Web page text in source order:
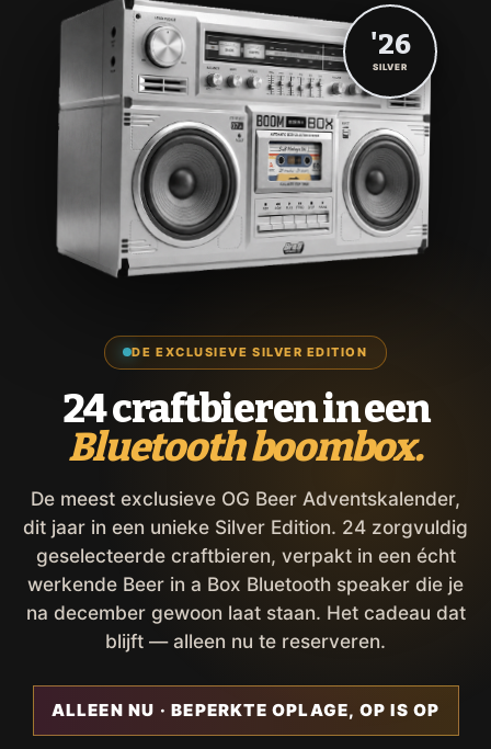
DE EXCLUSIEVE SILVER EDITION
24 craftbieren in een
Bluetooth boombox.
De meest exclusieve OG Beer Adventskalender,
dit jaar in een unieke Silver Edition. 24 zorgvuldig
geselecteerde craftbieren, verpakt in een écht
werkende Beer in a Box Bluetooth speaker die je
na december gewoon laat staan. Het cadeau dat
blijft — alleen nu te reserveren.
ALLEEN NU · BEPERKTE OPLAGE, OP IS OP
'26
SILVER